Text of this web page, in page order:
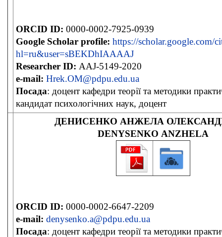
ORCID ID: 0000-0002-7925-0939
Google Scholar profile: https://scholar.google.com/
hl=ru&user=sBEKDhIAAAAJ
Researcher ID: AAJ-5149-2020
e-mail: Hrek.OM@pdpu.edu.ua
Посада: доцент кафедри теорії та методики
кандидат психологічних наук, доцент
ДЕНИСЕНКО АНЖЕЛА
DENYSENKO ANZHELA
ORCID ID: 0000-0002-6647-2209
e-mail: denysenko.a@pdpu.edu.ua
Посада: доцент кафедри теорії та методики